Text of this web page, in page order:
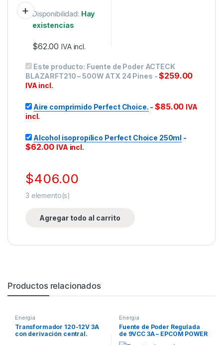
Disponibilidad: Hay
existencias
$62.00 IVA incl.
Este producto: Fuente de Poder ACTECK
BLAZARFT210 – 500W ATX 24 Pines -$259.00
IVA incl.
Aire comprimido Perfect Choice. -$85.00 IVA
incl.
Alcohol isopropílico Perfect Choice 250ml -
$62.00 IVA incl.
$406.00
3 elemento(s)
Agregar todo al carrito
Productos relacionados
Energia
Transformador 120-12V 3A
con derivación central.
Energia
Fuente de Poder Regulada
de 9VCC 3A – EPCOM POWER
LINE